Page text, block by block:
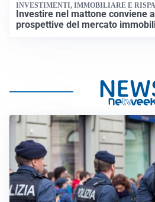
INVESTIMENTI, IMMOBILIARE E
Investire nel mattone conviene
prospettive del mercato